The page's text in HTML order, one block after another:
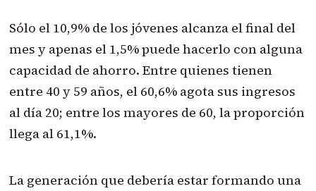
Sólo el 10,9% de los jóvenes alcanza el final del
mes y apenas el 1,5% puede hacerlo con alguna
capacidad de ahorro. Entre quienes tienen
entre 40 y 59 años, el 60,6% agota sus ingresos
al día 20; entre los mayores de 60, la proporción
llega al 61,1%.
La generación que debería estar formando una